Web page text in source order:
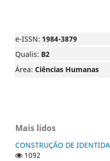
e-ISSN: 1984-3879
Qualis: B2
Área: Ciências Humanas
Mais lidos
CONSTRUÇÃO DE
1092